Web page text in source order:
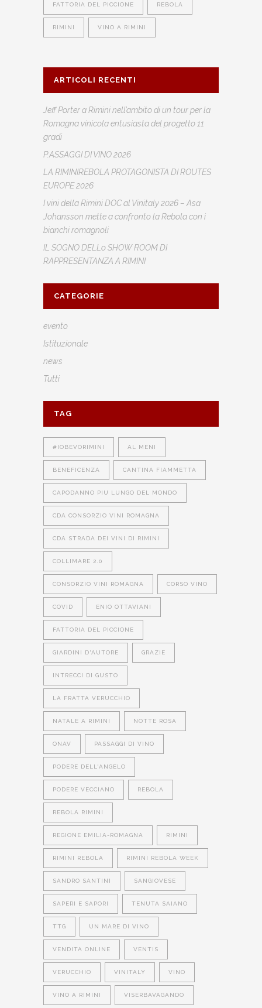
FATTORIA DEL PICCIONE REBOLA
RIMINI VINO A RIMINI
ARTICOLI RECENTI
Jeff Porter a Rimini nell’ambito di un tour per la
Romagna vinicola entusiasta del progetto 11
gradi
P.ASSAGGI DI VINO 2026
LA RIMINIREBOLA PROTAGONISTA DI ROUTES
EUROPE 2026
I vini della Rimini DOC al Vinitaly 2026 – Asa
Johansson mette a confronto la Rebola con i
bianchi romagnoli
IL SOGNO DELLo SHOW ROOM DI
RAPPRESENTANZA A RIMINI
CATEGORIE
evento
Istituzionale
news
Tutti
TAG
#IOBEVORIMINI AL MENI
BENEFICENZA CANTINA FIAMMETTA
CAPODANNO PIU LUNGO DEL MONDO
CDA CONSORZIO VINI ROMAGNA
CDA STRADA DEI VINI DI RIMINI
COLLIMARE 2.0
CONSORZIO VINI ROMAGNA CORSO VINO
COVID ENIO OTTAVIANI
FATTORIA DEL PICCIONE
GIARDINI D'AUTORE GRAZIE
INTRECCI DI GUSTO
LA FRATTA VERUCCHIO
NATALE A RIMINI NOTTE ROSA
ONAV PASSAGGI DI VINO
PODERE DELL'ANGELO
PODERE VECCIANO REBOLA
REBOLA RIMINI
REGIONE EMILIA-ROMAGNA RIMINI
RIMINI REBOLA RIMINI REBOLA WEEK
SANDRO SANTINI SANGIOVESE
SAPERI E SAPORI TENUTA SAIANO
TTG UN MARE DI VINO
VENDITA ONLINE VENTIS
VERUCCHIO VINITALY VINO
VINO A RIMINI VISERBAVAGANDO